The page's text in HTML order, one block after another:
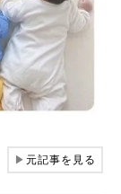
▶元記事を見る